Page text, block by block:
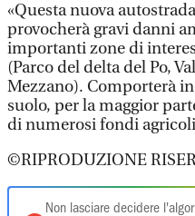
«Questa nuova
provocherà gravi danni
importanti zone di
(Parco del delta del Po,
Mezzano). Comporterà
suolo, per la maggior
di numerosi fondi
©RIPRODUZIONE
Non lasciare decidere